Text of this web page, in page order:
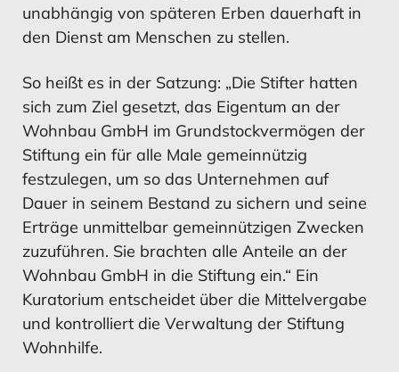
Konzernanlagevermögens
MEHR ERFAHREN
Konzernanhang
MEHR ERFAHREN
Finanzierung
unabhängig von späteren Erben dauerhaft in
den Dienst am Menschen zu stellen.
So heißt es in der Satzung: „Die Stifter hatten
sich zum Ziel gesetzt, das Eigentum an der
Wohnbau GmbH im Grundstockvermögen der
Stiftung ein für alle Male gemeinnützig
festzulegen, um so das Unternehmen auf
Dauer in seinem Bestand zu sichern und seine
Erträge unmittelbar gemeinnützigen Zwecken
zuzuführen. Sie brachten alle Anteile an der
Wohnbau GmbH in die Stiftung ein.“ Ein
Kuratorium entscheidet über die Mittelvergabe
und kontrolliert die Verwaltung der Stiftung
Wohnhilfe.
Konzernanlagevermögens
MEHR ERFAHREN
Konzernanhang
MEHR ERFAHREN
Mitarbeiter